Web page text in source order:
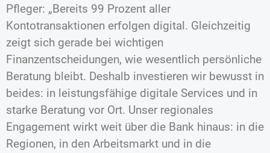
Pfleger: „Bereits 99 Prozent aller
Kontotransaktionen erfolgen digital. Gleichzeitig
zeigt sich gerade bei wichtigen
Finanzentscheidungen, wie wesentlich persönliche
Beratung bleibt. Deshalb investieren wir bewusst in
beides: in leistungsfähige digitale Services und in
starke Beratung vor Ort. Unser regionales
Engagement wirkt weit über die Bank hinaus: in die
Regionen, in den Arbeitsmarkt und in die